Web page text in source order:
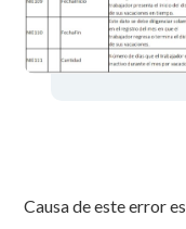
Causa de este error